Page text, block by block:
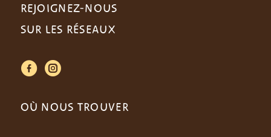
REJOIGNEZ-NOUS
SUR LES RÉSEAUX
t y
OÙ NOUS TROUVER